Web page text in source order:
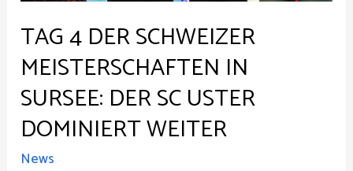
TAG 4 DER SCHWEIZER
MEISTERSCHAFTEN IN
SURSEE: DER SC USTER
DOMINIERT WEITER
News